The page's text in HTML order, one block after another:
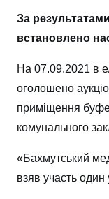
За
встановлено
На 07.09.2021 в
оголошено
приміщення
комунального
«Бахмутський
взяв участь